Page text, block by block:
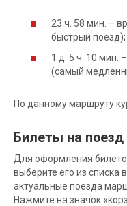
23 ч. 58 мин. –
быстрый поезд);
1 д. 5 ч. 10 мин.
(самый
По данному маршруту
Билеты на
Для оформления
выберите его из списка
актуальные поезда
Нажмите на значок